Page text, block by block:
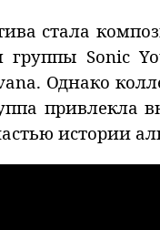
стала
Sonic
Однако
истории